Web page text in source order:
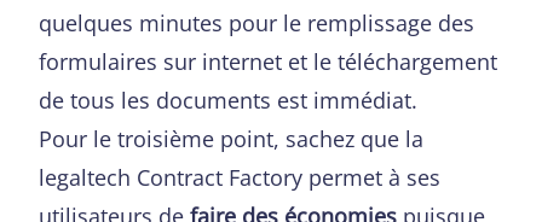
quelques minutes pour le remplissage des
formulaires sur internet et le téléchargement
de tous les documents est immédiat.
Pour le troisième point, sachez que la
legaltech Contract Factory permet à ses
utilisateurs de faire des économies puisque